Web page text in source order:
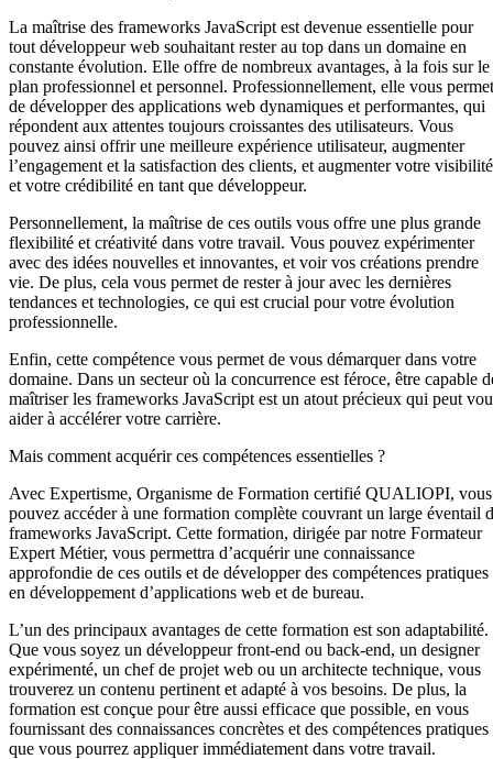
La maîtrise des frameworks JavaScript est devenue essentielle pour
tout développeur web souhaitant rester au top dans un domaine en
constante évolution. Elle offre de nombreux avantages, à la fois sur le
plan professionnel et personnel. Professionnellement, elle vous permet
de développer des applications web dynamiques et performantes, qui
répondent aux attentes toujours croissantes des utilisateurs. Vous
pouvez ainsi offrir une meilleure expérience utilisateur, augmenter
l’engagement et la satisfaction des clients, et augmenter votre visibilité
et votre crédibilité en tant que développeur.
Personnellement, la maîtrise de ces outils vous offre une plus grande
flexibilité et créativité dans votre travail. Vous pouvez expérimenter
avec des idées nouvelles et innovantes, et voir vos créations prendre
vie. De plus, cela vous permet de rester à jour avec les dernières
tendances et technologies, ce qui est crucial pour votre évolution
professionnelle.
Enfin, cette compétence vous permet de vous démarquer dans votre
domaine. Dans un secteur où la concurrence est féroce, être capable
maîtriser les frameworks JavaScript est un atout précieux qui peut
aider à accélérer votre carrière.
Mais comment acquérir ces compétences essentielles ?
Avec Expertisme, Organisme de Formation certifié QUALIOPI, vous
pouvez accéder à une formation complète couvrant un large éventail
frameworks JavaScript. Cette formation, dirigée par notre Formateur
Expert Métier, vous permettra d’acquérir une connaissance
approfondie de ces outils et de développer des compétences pratiques
en développement d’applications web et de bureau.
L’un des principaux avantages de cette formation est son adaptabilité.
Que vous soyez un développeur front-end ou back-end, un designer
expérimenté, un chef de projet web ou un architecte technique, vous
trouverez un contenu pertinent et adapté à vos besoins. De plus, la
formation est conçue pour être aussi efficace que possible, en vous
fournissant des connaissances concrètes et des compétences pratiques
que vous pourrez appliquer immédiatement dans votre travail.